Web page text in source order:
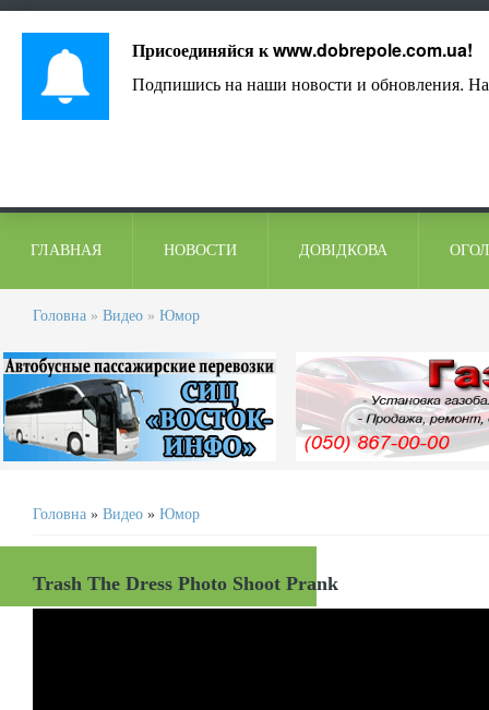
ГЛАВНАЯ НОВОСТИ ДОВІДКОВА
Головна » Видео » Юмор
Головна » Видео » Юмор
Trash The Dress Photo Shoot Prank
Присоединяйся кwww.dobrepole.com.ua!
Подпишись на наши новости и обновления.